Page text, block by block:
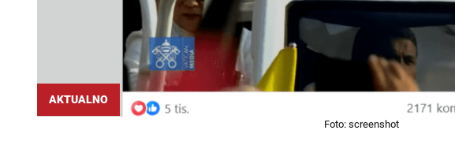
AKTUALNO
Foto: screenshot